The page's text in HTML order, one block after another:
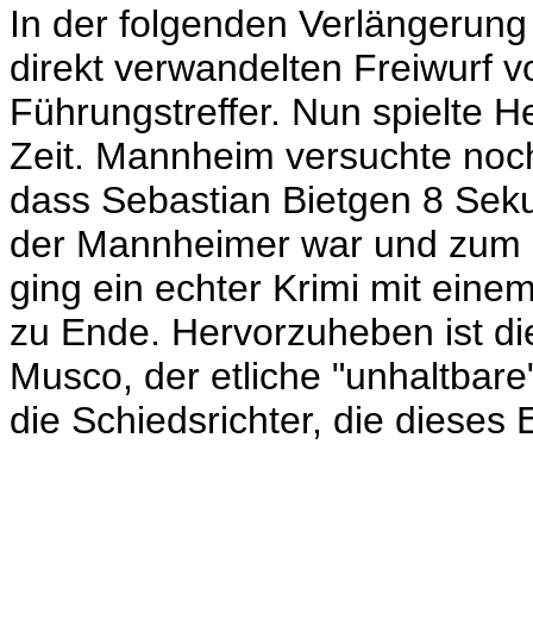
In der folgenden
direkt verwandelten Freiwurf
Führungstreffer. Nun spielte
Zeit. Mannheim versuchte
dass Sebastian Bietgen 8
der Mannheimer war und
ging ein echter Krimi mit
zu Ende. Hervorzuheben ist
Musco, der etliche
die Schiedsrichter, die dieses